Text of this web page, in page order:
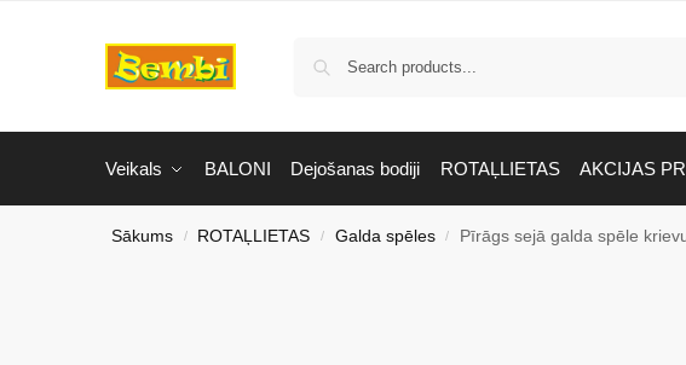
Veikals BALONI Dejošanas bodiji ROTAĻLIETAS AKCIJAS
Sākums / ROTAĻLIETAS / Galda spēles / Pīrāgs sejā galda spēle